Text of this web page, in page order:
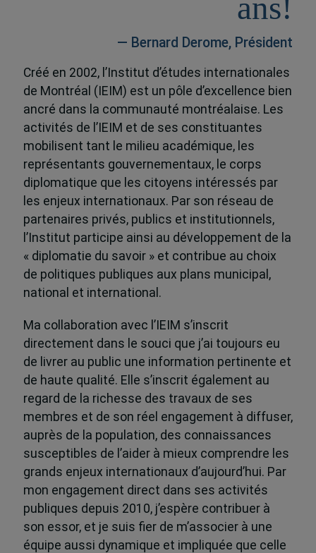
ans!
— Bernard Derome, Président
Créé en 2002, l’Institut d’études internationales
de Montréal (IEIM) est un pôle d’excellence bien
ancré dans la communauté montréalaise. Les
activités de l’IEIM et de ses constituantes
mobilisent tant le milieu académique, les
représentants gouvernementaux, le corps
diplomatique que les citoyens intéressés par
les enjeux internationaux. Par son réseau de
partenaires privés, publics et institutionnels,
l’Institut participe ainsi au développement de la
« diplomatie du savoir » et contribue au choix
de politiques publiques aux plans municipal,
national et international.
Ma collaboration avec l’IEIM s’inscrit
directement dans le souci que j’ai toujours eu
de livrer au public une information pertinente et
de haute qualité. Elle s’inscrit également au
regard de la richesse des travaux de ses
membres et de son réel engagement à diffuser,
auprès de la population, des connaissances
susceptibles de l’aider à mieux comprendre les
grands enjeux internationaux d’aujourd’hui. Par
mon engagement direct dans ses activités
publiques depuis 2010, j’espère contribuer à
son essor, et je suis fier de m’associer à une
équipe aussi dynamique et impliquée que celle